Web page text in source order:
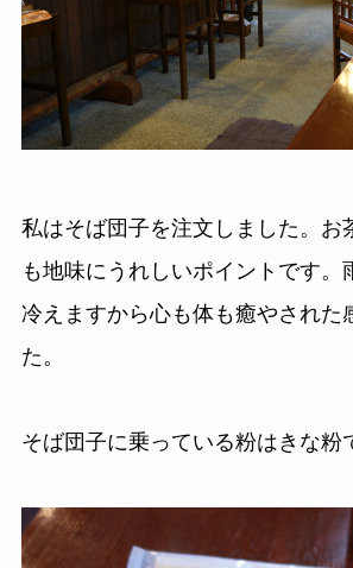
私はそば団子を注文しました。お
も地味にうれしいポイントです。
冷えますから心も体も癒やされた
た。
そば団子に乗っている粉はきな粉